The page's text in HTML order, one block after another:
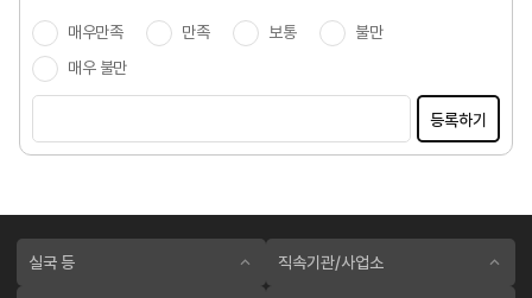
매우만족 만족 보통
불만
매우 불만
등록하기
실국 등 직속기관/사업소